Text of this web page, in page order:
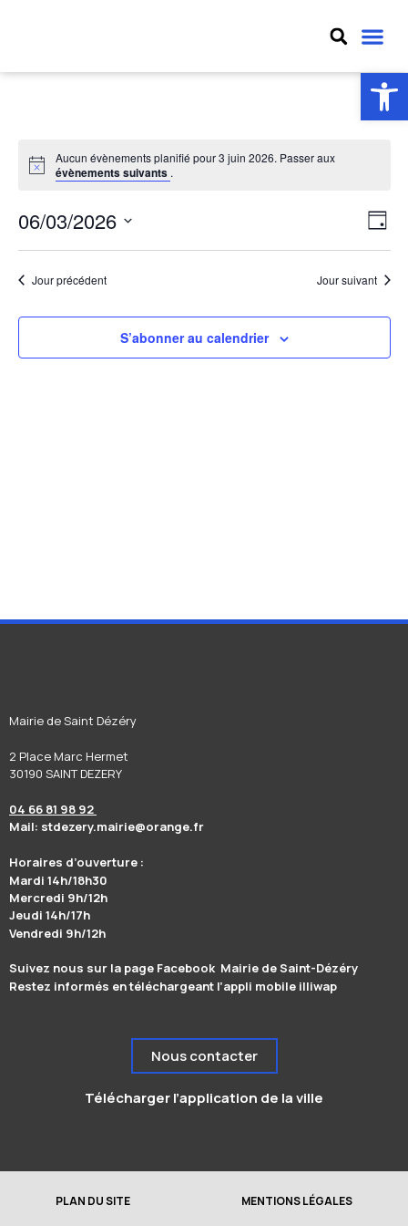
Aucun évènements planifié pour 3 juin 2026. Passer aux
évènements suivants .
par
de
Jour
06/03/2026
une
date.Jour précédent Jour suivant
S’abonner au calendrier
Mairie de Saint Dézéry
2 Place Marc Hermet
30190 SAINT DEZERY
04 66 81 98 92
Mail: stdezery.mairie@orange.fr
Horaires d’ouverture :
Mardi 14h/18h30
Mercredi 9h/12h
Jeudi 14h/17h
Vendredi 9h/12h
Suivez nous sur la page Facebook Mairie de Saint-Dézéry
Restez informés en téléchargeant l’appli mobile illiwap
Nous contacter
Télécharger l’application de la ville
PLAN DU SITE MENTIONS LÉGALES